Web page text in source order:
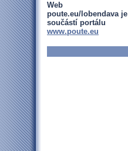
Web
poute.eu/lobendava je
součástí portálu
www.poute.eu